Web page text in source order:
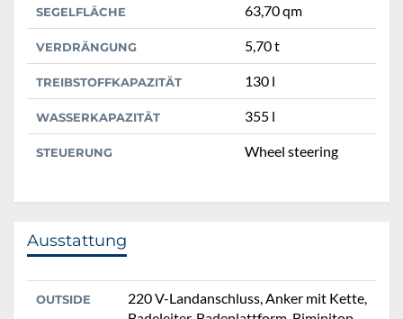
SEGELFLÄCHE 63,70 qm
VERDRÄNGUNG 5,70 t
TREIBSTOFFKAPAZITÄT 130 l
WASSERKAPAZITÄT 355 l
STEUERUNG Wheel steering
Ausstattung
OUTSIDE
220 V-Landanschluss, Anker mit Kette,